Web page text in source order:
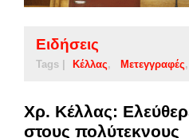
Ειδήσεις
Tags | Κέλλας Μετεγγραφές
Χρ. Κέλλας:
στους πολύτεκνους